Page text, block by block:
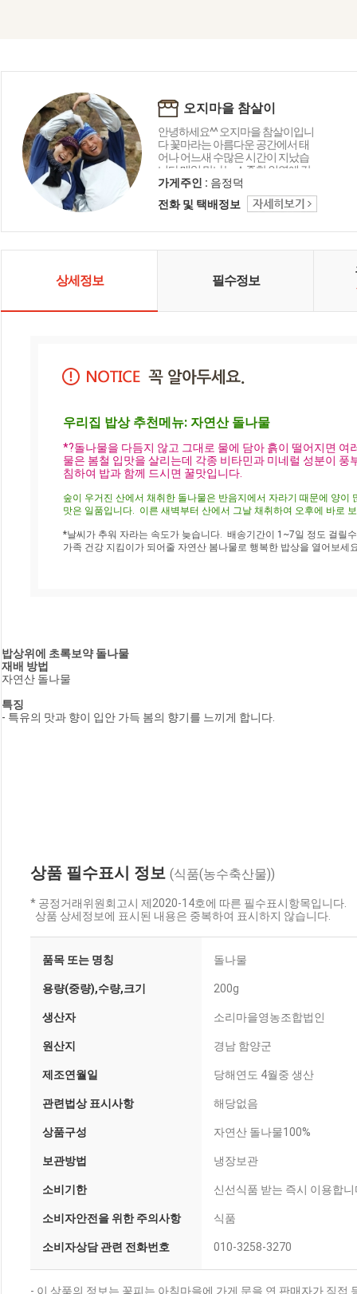
오지마을 참살이
안녕하세요^^ 오지마을 참살이입니
다 꽃마라는 아름다운 공간에서 태
어나 어느새 수많은 시간이 지났습
니다 매일 만나는 소중한 인연에 감
사드리며 오늘도 좋은 상품 감사의
마음을 담아 행복 미소로 전해드립
니다 함께해 주셔서 고맙습니다 ^_^
가게주인 : 음정덕
전화 및 택배정보
상세정보 필수정보
우리집 밥상 추천메뉴: 자연산 돌나물
*?돌나물을 다듬지 않고 그대로 물에 담아 흙이 떨어지면
물은 봄철 입맛을 살리는데 각종 비타민과 미네럴 성분이
침하여 밥과 함께 드시면 꿀맛입니다.
숲이 우거진 산에서 채취한 돌나물은 반음지에서 자라기 때문에 양이
맛은 일품입니다. 이른 새벽부터 산에서 그날 채취하여 오후에 바로
*날씨가 추워 자라는 속도가 늦습니다.  배송기간이 1~7일 정도 걸릴
가족 건강 지킴이가 되어줄 자연산 봄나물로 행복한 밥상을 열어보세
밥상위에 초록보약 돌나물
재배 방법
자연산 돌나물
특징
- 특유의 맛과 향이 입안 가득 봄의 향기를 느끼게 합니다
상품 필수표시 정보 (식품(농수축산물))
* 공정거래위원회고시 제2020-14호에 따른 필수표시항목입니다.
상품 상세정보에 표시된 내용은 중복하여 표시하지 않습니다.
품목 또는 명칭 돌나물
용량(중량),수량,크기 200g
생산자 소리마을영농조합법인
원산지 경남 함양군
제조연월일 당해연도 4월중 생산
관련법상 표시사항 해당없음
상품구성 자연산 돌나물100%
보관방법 냉장보관
소비기한 신선식품 받는 즉시 이용합니
소비자안전을 위한 주의사항 식품
소비자상담 관련 전화번호 010-3258-3270
- 이 상품의 정보는 꽃피는 아침마을에 가게 문을 연 판매자가 직접